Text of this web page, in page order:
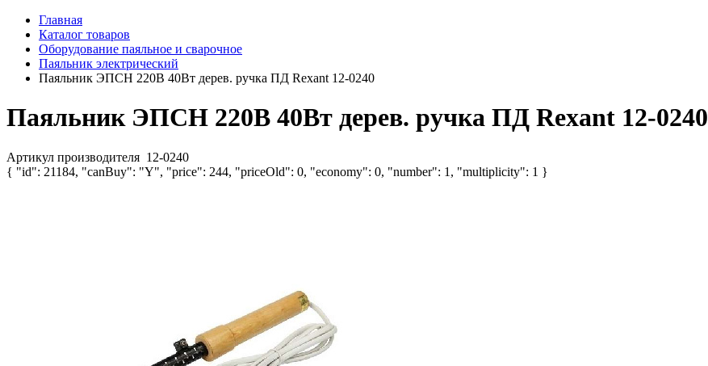
Главная
Каталог товаров
Оборудование паяльное и сварочное
Паяльник электрический
Паяльник ЭПСН 220В 40Вт дерев. ручка ПД Rexant 12-0240
Паяльник ЭПСН 220В 40Вт дерев. ручка ПД Rexant 12-0240
Артикул производителя 12-0240
{ "id": 21184, "canBuy": "Y", "price": 244, "priceOld": 0, "economy": 0, "number": 1, "multiplicity": 1 }